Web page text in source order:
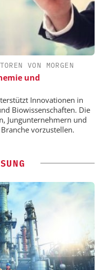
VON MORGEN
und
Innovationen in
Biowissenschaften. Die
Jungunternehmern und
vorzustellen.